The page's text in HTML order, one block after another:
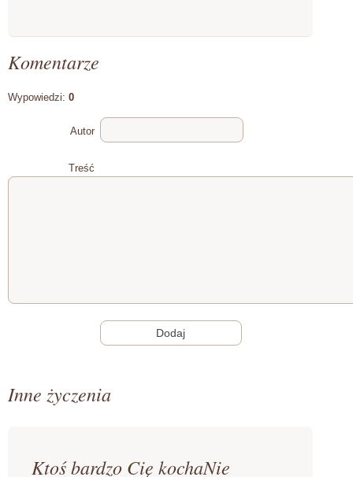
Komentarze
Wypowiedzi: 0
Autor
Treść
Inne życzenia
Ktoś bardzo Cię kochaNie